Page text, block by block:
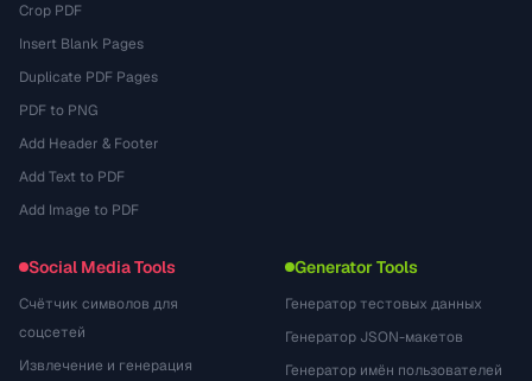
Crop PDF
Insert Blank Pages
Duplicate PDF Pages
PDF to PNG
Add Header & Footer
Add Text to PDF
Add Image to PDF
Social Media Tools
Счётчик символов для
соцсетей
Извлечение и генерация
Generator Tools
Генератор тестовых данных
Генератор JSON-макетов
Генератор имён пользователей